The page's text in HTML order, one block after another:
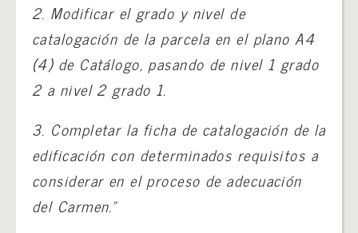
2. Modificar el grado y nivel de
catalogación de la parcela en el plano A4
(4) de Catálogo, pasando de nivel 1 grado
2 a nivel 2 grado 1.
3. Completar la ficha de catalogación de la
edificación con determinados requisitos a
considerar en el proceso de adecuación
del Carmen.”